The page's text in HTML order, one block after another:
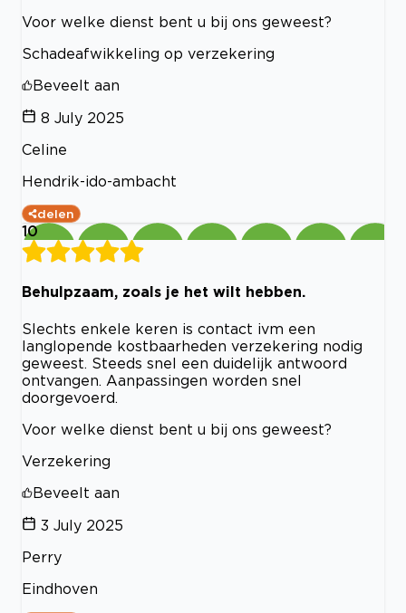
Voor welke dienst bent u bij ons geweest?
Schadeafwikkeling op verzekering
Beveelt aan
8 July 2025
Celine
Hendrik-ido-ambacht
delen
10
Behulpzaam, zoals je het wilt hebben.
Slechts enkele keren is contact ivm een
langlopende kostbaarheden verzekering nodig
geweest. Steeds snel een duidelijk antwoord
ontvangen. Aanpassingen worden snel
doorgevoerd.
Voor welke dienst bent u bij ons geweest?
Verzekering
Beveelt aan
3 July 2025
Perry
Eindhoven